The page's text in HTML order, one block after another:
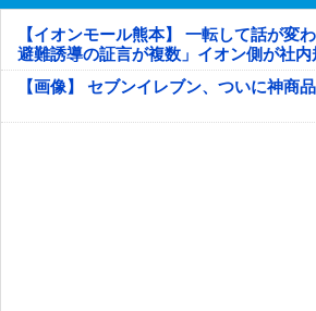
【イオンモール熊本】 一転して話が変
避難誘導の証言が複数」イオン側が社
疑い
【画像】 セブンイレブン、ついに神商